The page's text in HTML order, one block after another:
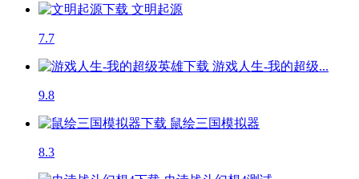
文明起源
7.7
游戏人生-我的超级...
9.8
鼠绘三国模拟器
8.3